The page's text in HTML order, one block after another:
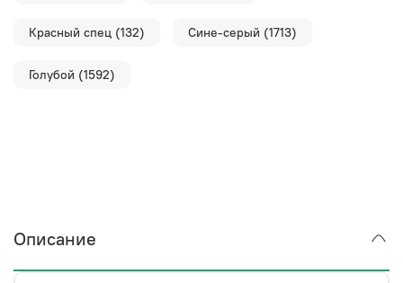
Красный спец (132) Сине-серый (1713)
Голубой (1592)
Описание